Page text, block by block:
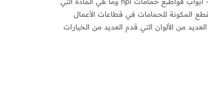
المكونة للحمامات في قطاعات الأعمال
من الألوان التي قدم العديد من الخيارات